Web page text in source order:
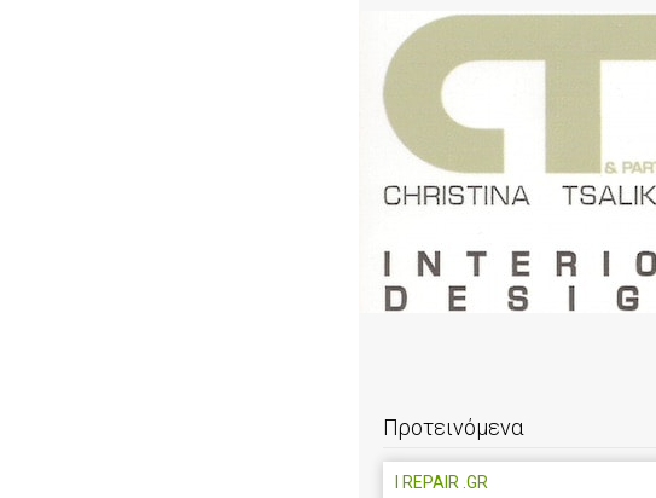
Προτεινόμενα
I REPAIR .GR